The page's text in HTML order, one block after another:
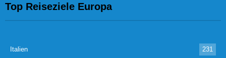
Top Reiseziele Europa
Italien 231